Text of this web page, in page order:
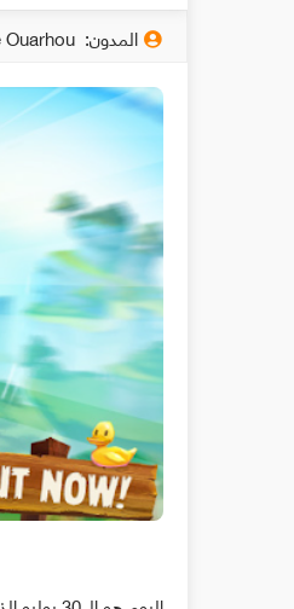
المدون: